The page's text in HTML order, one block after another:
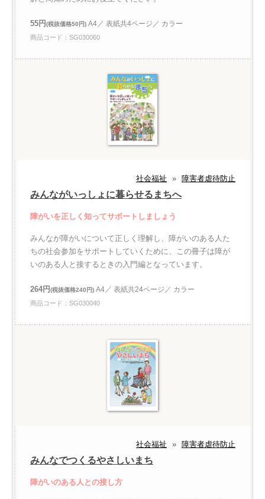
55円(税抜価格50円) A4／ 表紙共4ページ／ カラー
商品コード：SG030060
社会福祉 » 障害者虐待防止
みんながいっしょに暮らせるまちへ
障がいを正しく知ってサポートしましょう
みんなが障がいについて正しく理解し、障がいのある人た
ちの社会参加をサポートしていくために、この冊子は障が
いのある人と接するときの入門編となっています。
264円(税抜価格240円) A4／ 表紙共24ページ／ カラー
商品コード：SG030040
社会福祉 » 障害者虐待防止
みんなでつくるやさしいまち
障がいのある人との接し方